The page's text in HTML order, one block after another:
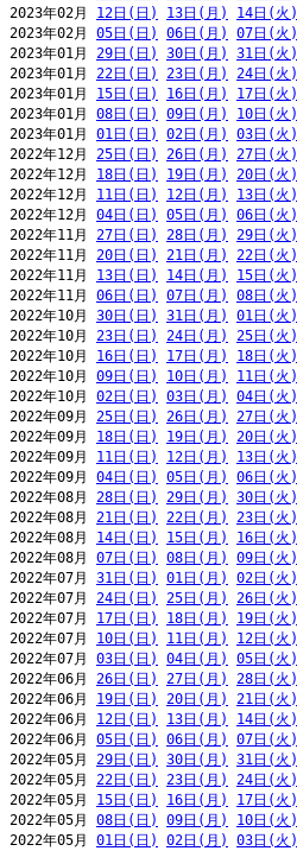
2023年02月 12日(日) 13日(月) 14日(火)
2023年02月 05日(日) 06日(月) 07日(火)
2023年01月 29日(日) 30日(月) 31日(火)
2023年01月 22日(日) 23日(月) 24日(火)
2023年01月 15日(日) 16日(月) 17日(火)
2023年01月 08日(日) 09日(月) 10日(火)
2023年01月 01日(日) 02日(月) 03日(火)
2022年12月 25日(日) 26日(月) 27日(火)
2022年12月 18日(日) 19日(月) 20日(火)
2022年12月 11日(日) 12日(月) 13日(火)
2022年12月 04日(日) 05日(月) 06日(火)
2022年11月 27日(日) 28日(月) 29日(火)
2022年11月 20日(日) 21日(月) 22日(火)
2022年11月 13日(日) 14日(月) 15日(火)
2022年11月 06日(日) 07日(月) 08日(火)
2022年10月 30日(日) 31日(月) 01日(火)
2022年10月 23日(日) 24日(月) 25日(火)
2022年10月 16日(日) 17日(月) 18日(火)
2022年10月 09日(日) 10日(月) 11日(火)
2022年10月 02日(日) 03日(月) 04日(火)
2022年09月 25日(日) 26日(月) 27日(火)
2022年09月 18日(日) 19日(月) 20日(火)
2022年09月 11日(日) 12日(月) 13日(火)
2022年09月 04日(日) 05日(月) 06日(火)
2022年08月 28日(日) 29日(月) 30日(火)
2022年08月 21日(日) 22日(月) 23日(火)
2022年08月 14日(日) 15日(月) 16日(火)
2022年08月 07日(日) 08日(月) 09日(火)
2022年07月 31日(日) 01日(月) 02日(火)
2022年07月 24日(日) 25日(月) 26日(火)
2022年07月 17日(日) 18日(月) 19日(火)
2022年07月 10日(日) 11日(月) 12日(火)
2022年07月 03日(日) 04日(月) 05日(火)
2022年06月 26日(日) 27日(月) 28日(火)
2022年06月 19日(日) 20日(月) 21日(火)
2022年06月 12日(日) 13日(月) 14日(火)
2022年06月 05日(日) 06日(月) 07日(火)
2022年05月 29日(日) 30日(月) 31日(火)
2022年05月 22日(日) 23日(月) 24日(火)
2022年05月 15日(日) 16日(月) 17日(火)
2022年05月 08日(日) 09日(月) 10日(火)
2022年05月 01日(日) 02日(月) 03日(火)